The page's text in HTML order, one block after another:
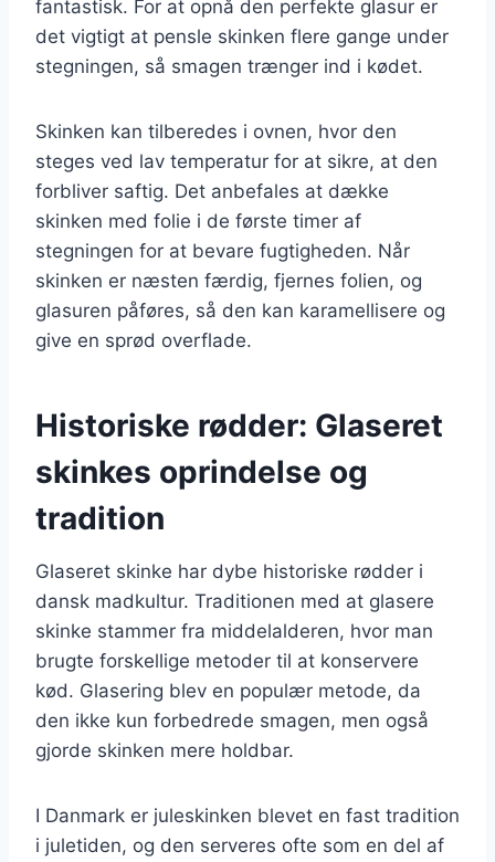
fantastisk. For at opnå den perfekte glasur er
det vigtigt at pensle skinken flere gange under
stegningen, så smagen trænger ind i kødet.
Skinken kan tilberedes i ovnen, hvor den
steges ved lav temperatur for at sikre, at den
forbliver saftig. Det anbefales at dække
skinken med folie i de første timer af
stegningen for at bevare fugtigheden. Når
skinken er næsten færdig, fjernes folien, og
glasuren påføres, så den kan karamellisere og
give en sprød overflade.
Historiske rødder: Glaseret
skinkes oprindelse og
tradition
Glaseret skinke har dybe historiske rødder i
dansk madkultur. Traditionen med at glasere
skinke stammer fra middelalderen, hvor man
brugte forskellige metoder til at konservere
kød. Glasering blev en populær metode, da
den ikke kun forbedrede smagen, men også
gjorde skinken mere holdbar.
I Danmark er juleskinken blevet en fast tradition
i juletiden, og den serveres ofte som en del af